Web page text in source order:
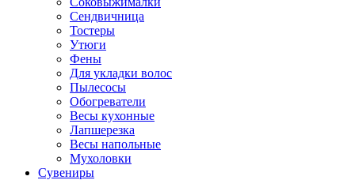
Сендвичница
Тостеры
Утюги
Фены
Для укладки волос
Пылесосы
Обогреватели
Весы кухонные
Лапшерезка
Весы напольные
Мухоловки
Сувениры